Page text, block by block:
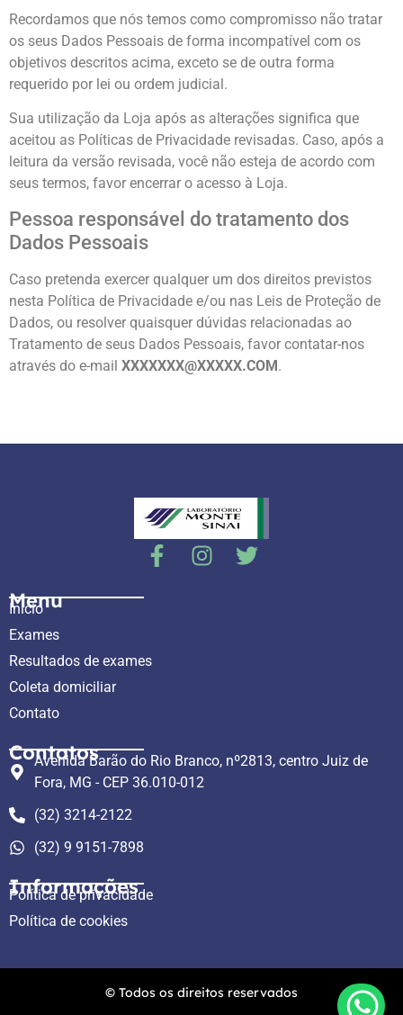
Recordamos que nós temos como compromisso não tratar
os seus Dados Pessoais de forma incompatível com os
objetivos descritos acima, exceto se de outra forma
requerido por lei ou ordem judicial.
Sua utilização da Loja após as alterações significa que
aceitou as Políticas de Privacidade revisadas. Caso, após a
leitura da versão revisada, você não esteja de acordo com
seus termos, favor encerrar o acesso à Loja.
Pessoa responsável do tratamento dos
Dados Pessoais
Caso pretenda exercer qualquer um dos direitos previstos
nesta Política de Privacidade e/ou nas Leis de Proteção de
Dados, ou resolver quaisquer dúvidas relacionadas ao
Tratamento de seus Dados Pessoais, favor contatar-nos
através do e-mail XXXXXXX@XXXXX.COM.
Menu
Início
Exames
Resultados de exames
Coleta domiciliar
Contato
Contatos
Avenida Barão do Rio Branco, nº2813, centro Juiz de
Fora, MG - CEP 36.010-012
(32) 3214-2122
(32) 9 9151-7898
Informações
Política de privacidade
Política de cookies
© Todos os direitos reservados